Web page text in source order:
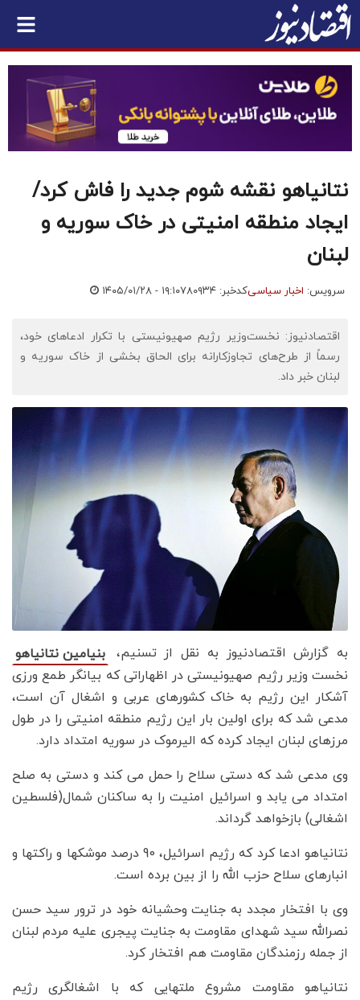
نتانیاهو نقشه شوم جدید را فاش کرد/
ایجاد منطقه امنیتی در خاک سوریه و
لبنان
سرویس: اخبار سیاسیکدخبر: ۷۸۰۹۳۴ ۱۴۰۵/۰۱/۲۸ - ۱۹:۱۰
اقتصادنیوز: نخست‌وزیر رژیم صهیونیستی با تکرار ادعاهای خود،
رسماً از طرح‌های تجاوزکارانه برای الحاق بخشی از خاک سوریه و
لبنان خبر داد.
به گزارش اقتصادنیوز به نقل از تسنیم،
بنیامین نتانیاهو
نخست وزیر رژیم صهیونیستی در اظهاراتی که بیانگر طمع ورزی
آشکار این رژیم به خاک کشورهای عربی و اشغال آن است،
مدعی شد که برای اولین بار این رژیم منطقه امنیتی را در طول
مرزهای لبنان ایجاد کرده که الیرموک در سوریه امتداد دارد.
وی مدعی شد که دستی سلاح را حمل می کند و دستی به صلح
امتداد می یابد و اسرائیل امنیت را به ساکنان شمال(فلسطین
اشغالی) بازخواهد گرداند.
نتانیاهو ادعا کرد که رژیم اسرائیل، 90 درصد موشکها و راکتها و
انبارهای سلاح حزب الله را از بین برده است.
وی با افتخار مجدد به جنایت وحشیانه خود در ترور سید حسن
نصرالله سید شهدای مقاومت به جنایت پیجری علیه مردم لبنان
از جمله رزمندگان مقاومت هم افتخار کرد.
نتانیاهو مقاومت مشروع ملتهایی که با اشغالگری رژیم